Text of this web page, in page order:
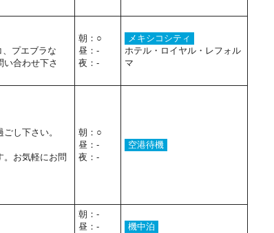
プエブラな
い合わせ下さ
朝：○
昼：-
夜：-
メキシコシティ
ホテル・ロイヤル・レフォル
マ
し下さい。
。お気軽にお問
朝：○
昼：-
夜：-
空港待機
朝：-
昼：-
機中泊